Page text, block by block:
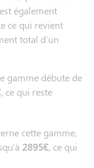
également
ce qui revient
total d'un
gamme débute de
, ce qui reste
cette gamme,
2895€, ce qui